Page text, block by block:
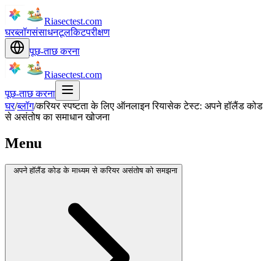
Riasectest.com
घरब्लॉगसंसाधनटूलकिटपरीक्षण
पूछ-ताछ करना
Riasectest.com
पूछ-ताछ करना
घर/ब्लॉग/करियर स्पष्टता के लिए ऑनलाइन रियासेक टेस्ट: अपने हॉलैंड कोड
से असंतोष का समाधान खोजना
Menu
अपने हॉलैंड कोड के माध्यम से करियर असंतोष को समझना